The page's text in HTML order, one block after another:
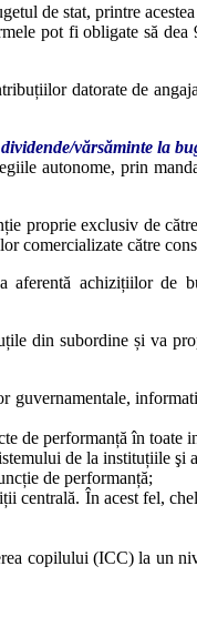
de stat, printre
pot fi obligate să
datorate de
dividende/vărsăminte la
autonome, prin
proprie exclusiv de
comercializate către
aferentă achizițiilor de
din subordine și va
de performanță în toate
de la instituțiile şi
de performanță;
centrală. În acest fel,
copilului (ICC) la un